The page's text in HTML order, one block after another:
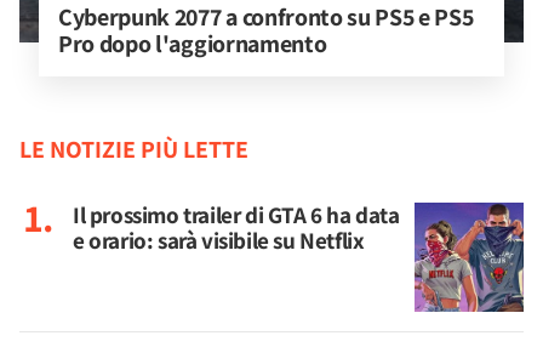
Cyberpunk 2077 a confronto su PS5 e PS5
Pro dopo l'aggiornamento
LE NOTIZIE PIÙ LETTE
Il prossimo trailer di GTA 6 ha data
e orario: sarà visibile su Netflix